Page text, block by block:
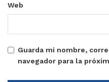
Web
Guarda mi nombre,
navegador para la